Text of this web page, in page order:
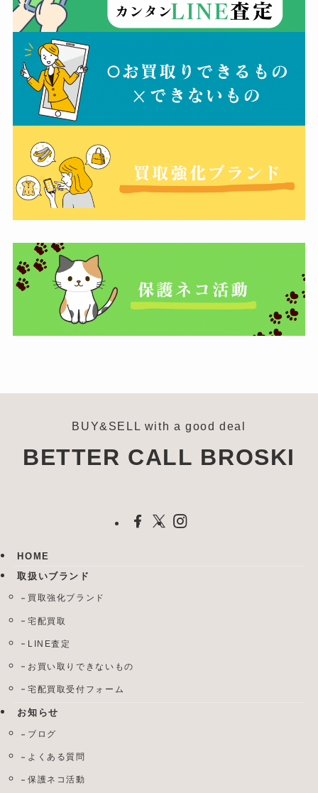
BUY&SELL with a good deal
BETTER CALL BROSKI
HOME
取扱いブランド
買取強化ブランド
宅配買取
LINE査定
お買い取りできないもの
宅配買取受付フォーム
お知らせ
ブログ
よくある質問
保護ネコ活動